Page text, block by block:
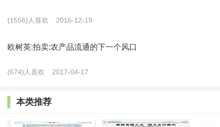
是在具体的产业项目上更是要这样。
四是复杂性。产业扶贫受地理区位、自然资源、发
千差万别的。所以，我们如何制定科学的、接地气的产
(1556)人喜欢 2016-12-19
欧树英:拍卖:农产品流通的下一个风口
(674)人喜欢 2017-04-17
本类推荐